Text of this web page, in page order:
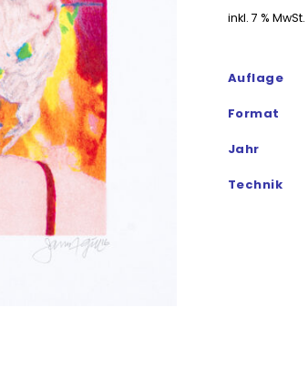
inkl. 7 % MwSt.
Auflage
Format
Jahr
Technik